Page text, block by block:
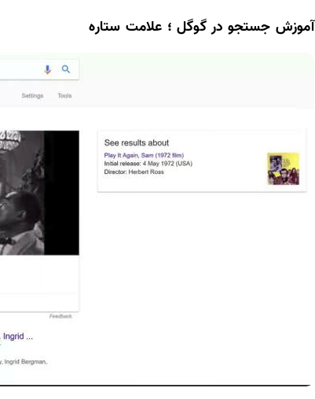
آموزش جستجو در گوگل ؛ علامت ستاره